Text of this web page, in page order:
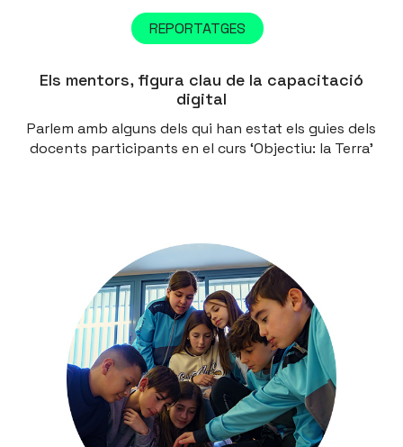
REPORTATGES
Els mentors, figura clau de la capacitació
digital
Parlem amb alguns dels qui han estat els guies dels
docents participants en el curs ‘Objectiu: la Terra’